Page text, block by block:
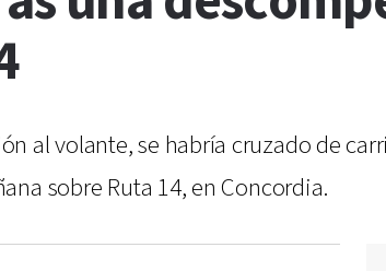
al volante, se habría cruzado de
sobre Ruta 14, en Concordia.